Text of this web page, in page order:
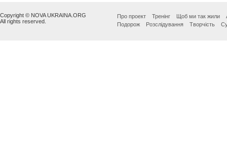
Copyright © NOVA UKRAINA.ORG
All rights reserved.
Про проект Тренінг Щоб ми так жили
Подорож
Розслідування Творчість